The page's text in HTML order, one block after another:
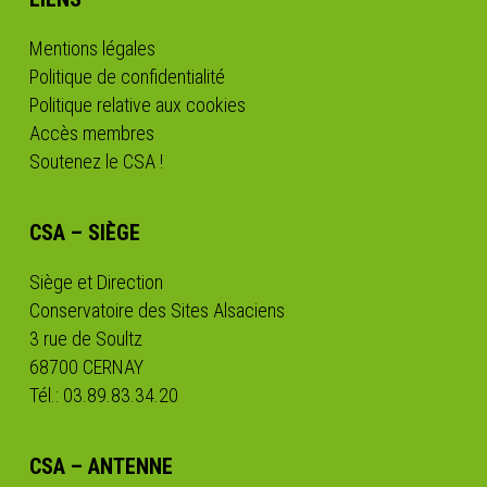
Mentions légales
Politique de confidentialité
Politique relative aux cookies
Accès membres
Soutenez le CSA !
CSA – SIÈGE
Siège et Direction
Conservatoire des Sites Alsaciens
3 rue de Soultz
68700 CERNAY
Tél.: 03.89.83.34.20
CSA – ANTENNE